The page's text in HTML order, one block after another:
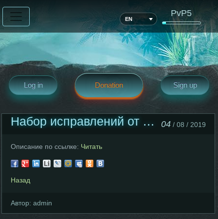
EN
PvP5
Log in Donation Sign up
Набор исправлений от 04.08.2019 04 / 08 / 2019
Описание по ссылке: Читать
Назад
Автор: admin